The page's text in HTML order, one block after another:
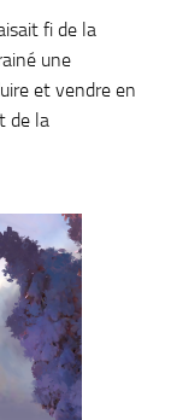
fi de la
une
et vendre en
de la